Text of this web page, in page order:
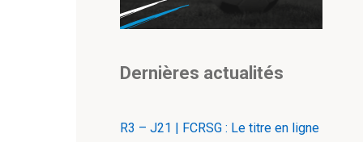
Dernières actualités
R3 – J21 | FCRSG : Le titre en ligne